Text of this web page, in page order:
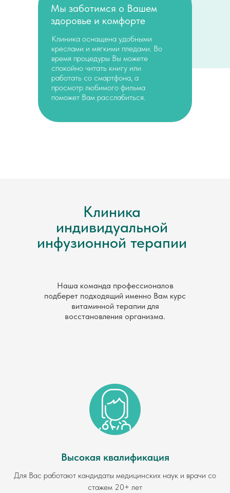
Мы заботимся о Вашем
здоровье и комфорте
Клиника оснащена удобными
креслами и мягкими пледами. Во
время процедуры Вы можете
спокойно читать книгу или
работать со смартфона, а
просмотр любимого фильма
поможет Вам расслабиться.
Клиника
индивидуальной
инфузионной терапии
Наша команда профессионалов
подберет подходящий именно Вам курс
витаминной терапии для
восстановления организма.
Высокая квалификация
Для Вас работают кандидаты медицинских наук и врачи со
стажем 20+ лет